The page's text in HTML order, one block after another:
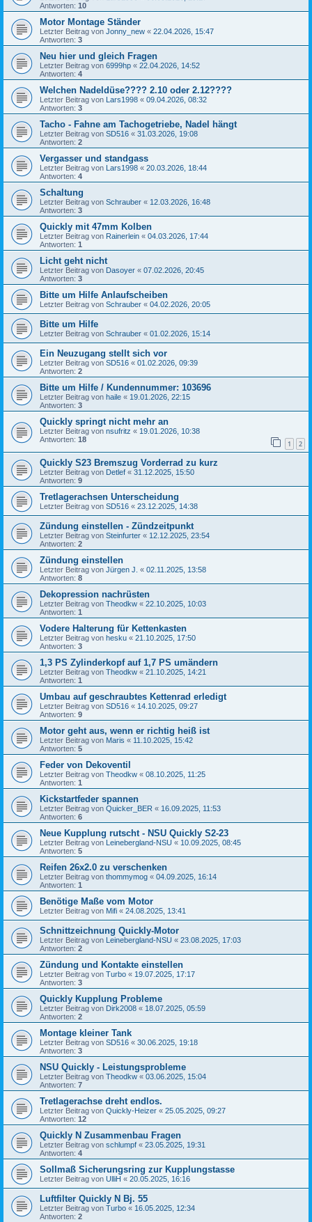
Antworten: 10
Motor Montage Ständer
Letzter Beitrag von Jonny_new « 22.04.2026, 15:47
Antworten: 3
Neu hier und gleich Fragen
Letzter Beitrag von 6999hp « 22.04.2026, 14:52
Antworten: 4
Welchen Nadeldüse???? 2.10 oder 2.12????
Letzter Beitrag von Lars1998 « 09.04.2026, 08:32
Antworten: 3
Tacho - Fahne am Tachogetriebe, Nadel hängt
Letzter Beitrag von SD516 « 31.03.2026, 19:08
Antworten: 2
Vergasser und standgass
Letzter Beitrag von Lars1998 « 20.03.2026, 18:44
Antworten: 4
Schaltung
Letzter Beitrag von Schrauber « 12.03.2026, 16:48
Antworten: 3
Quickly mit 47mm Kolben
Letzter Beitrag von Rainerlein « 04.03.2026, 17:44
Antworten: 1
Licht geht nicht
Letzter Beitrag von Dasoyer « 07.02.2026, 20:45
Antworten: 3
Bitte um Hilfe Anlaufscheiben
Letzter Beitrag von Schrauber « 04.02.2026, 20:05
Bitte um Hilfe
Letzter Beitrag von Schrauber « 01.02.2026, 15:14
Ein Neuzugang stellt sich vor
Letzter Beitrag von SD516 « 01.02.2026, 09:39
Antworten: 2
Bitte um Hilfe / Kundennummer: 103696
Letzter Beitrag von haile « 19.01.2026, 22:15
Antworten: 3
Quickly springt nicht mehr an
Letzter Beitrag von nsufritz « 19.01.2026, 10:38
Antworten: 18 1 2
Quickly S23 Bremszug Vorderrad zu kurz
Letzter Beitrag von Detlef « 31.12.2025, 15:50
Antworten: 9
Tretlagerachsen Unterscheidung
Letzter Beitrag von SD516 « 23.12.2025, 14:38
Zündung einstellen - Zündzeitpunkt
Letzter Beitrag von Steinfurter « 12.12.2025, 23:54
Antworten: 2
Zündung einstellen
Letzter Beitrag von Jürgen J. « 02.11.2025, 13:58
Antworten: 8
Dekopression nachrüsten
Letzter Beitrag von Theodkw « 22.10.2025, 10:03
Antworten: 1
Vodere Halterung für Kettenkasten
Letzter Beitrag von hesku « 21.10.2025, 17:50
Antworten: 3
1,3 PS Zylinderkopf auf 1,7 PS umändern
Letzter Beitrag von Theodkw « 21.10.2025, 14:21
Antworten: 1
Umbau auf geschraubtes Kettenrad erledigt
Letzter Beitrag von SD516 « 14.10.2025, 09:27
Antworten: 9
Motor geht aus, wenn er richtig heiß ist
Letzter Beitrag von Maris « 11.10.2025, 15:42
Antworten: 5
Feder von Dekoventil
Letzter Beitrag von Theodkw « 08.10.2025, 11:25
Antworten: 1
Kickstartfeder spannen
Letzter Beitrag von Quicker_BER « 16.09.2025, 11:53
Antworten: 6
Neue Kupplung rutscht - NSU Quickly S2-23
Letzter Beitrag von Leinebergland-NSU « 10.09.2025, 08:45
Antworten: 5
Reifen 26x2.0 zu verschenken
Letzter Beitrag von thommymog « 04.09.2025, 16:14
Antworten: 1
Benötige Maße vom Motor
Letzter Beitrag von Mifi « 24.08.2025, 13:41
Schnittzeichnung Quickly-Motor
Letzter Beitrag von Leinebergland-NSU « 23.08.2025, 17:03
Antworten: 2
Zündung und Kontakte einstellen
Letzter Beitrag von Turbo « 19.07.2025, 17:17
Antworten: 3
Quickly Kupplung Probleme
Letzter Beitrag von Dirk2008 « 18.07.2025, 05:59
Antworten: 2
Montage kleiner Tank
Letzter Beitrag von SD516 « 30.06.2025, 19:18
Antworten: 3
NSU Quickly - Leistungsprobleme
Letzter Beitrag von Theodkw « 03.06.2025, 15:04
Antworten: 7
Tretlagerachse dreht endlos.
Letzter Beitrag von Quickly-Heizer « 25.05.2025, 09:27
Antworten: 12
Quickly N Zusammenbau Fragen
Letzter Beitrag von schlumpf « 23.05.2025, 19:31
Antworten: 4
Sollmaß Sicherungsring zur Kupplungstasse
Letzter Beitrag von UlliH « 20.05.2025, 16:16
Luftfilter Quickly N Bj. 55
Letzter Beitrag von Turbo « 16.05.2025, 12:34
Antworten: 2